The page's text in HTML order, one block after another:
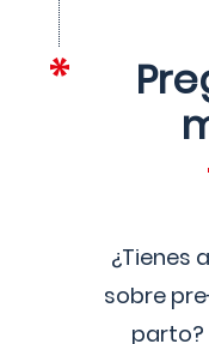
¿Tienes
sobre
parto?